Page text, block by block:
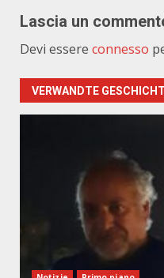
Lascia un
Devi essere connesso
VERWANDTE